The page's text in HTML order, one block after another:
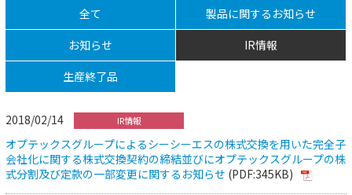
全て
製品に関するお知らせ
お知らせ
IR情報
生産終了品
2018/02/14 IR情報
オプテックスグループによるシーシーエスの株式交換を用いた完全子
会社化に関する株式交換契約の締結並びにオプテックスグループの株
式分割及び定款の一部変更に関するお知らせ (PDF:345KB)